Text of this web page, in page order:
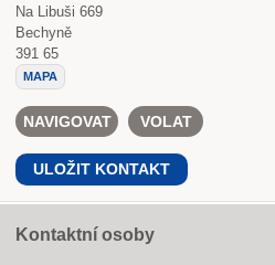
Na Libuši 669
Bechyně
391 65
MAPA
NAVIGOVAT VOLAT
ULOŽIT KONTAKT
Kontaktní osoby